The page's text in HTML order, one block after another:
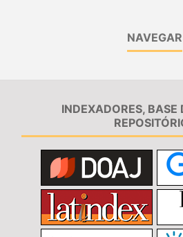
NAVEGAR
INDEXADORES, BASE